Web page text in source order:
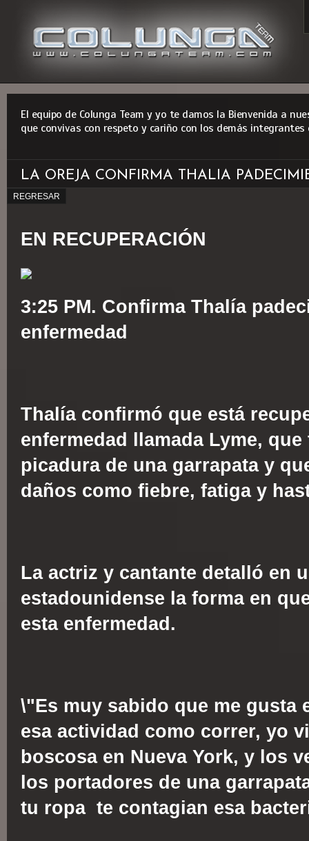
El equipo de Colunga Team y yo te damos la Bienvenida a
que convivas con respeto y cariño con los demás integrantes
LA OREJA CONFIRMA THALIA
REGRESAR
EN RECUPERACIÓN
3:25 PM. Confirma Thalía
enfermedad
Thalía confirmó que está
enfermedad llamada Lyme,
picadura de una garrapata y
daños como fiebre, fatiga y
La actriz y cantante detalló en
estadounidense la forma en
esta enfermedad.
\"Es muy sabido que me gusta
esa actividad como correr, yo
boscosa en Nueva York, y los
los portadores de una
tu ropa te contagian esa